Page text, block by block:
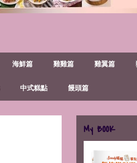
海鮮篇 雞雞篇 雞翼篇
中式糕點 饅頭篇
My BOOK